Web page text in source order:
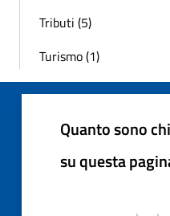
Tributi (5)
Turismo (1)
Quanto sono
su questa